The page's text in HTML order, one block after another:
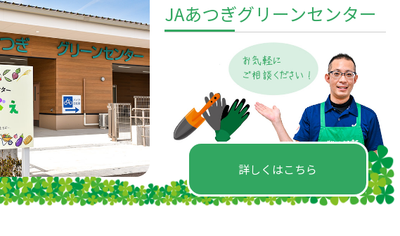
JAあつぎグリーンセンター
詳しくはこちら